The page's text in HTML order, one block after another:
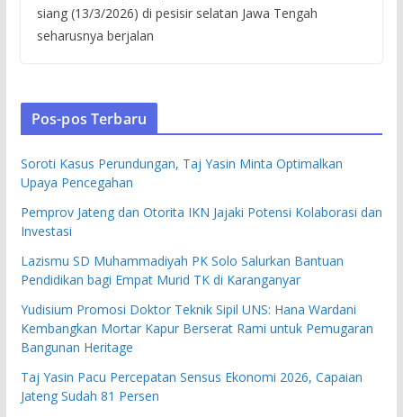
siang (13/3/2026) di pesisir selatan Jawa Tengah
seharusnya berjalan
Pos-pos Terbaru
Soroti Kasus Perundungan, Taj Yasin Minta Optimalkan
Upaya Pencegahan
Pemprov Jateng dan Otorita IKN Jajaki Potensi Kolaborasi dan
Investasi
Lazismu SD Muhammadiyah PK Solo Salurkan Bantuan
Pendidikan bagi Empat Murid TK di Karanganyar
Yudisium Promosi Doktor Teknik Sipil UNS: Hana Wardani
Kembangkan Mortar Kapur Berserat Rami untuk Pemugaran
Bangunan Heritage
Taj Yasin Pacu Percepatan Sensus Ekonomi 2026, Capaian
Jateng Sudah 81 Persen